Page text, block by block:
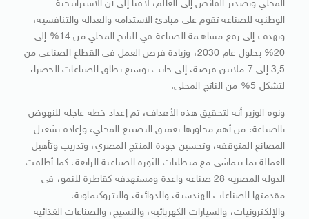
المحلي وتصدير الفائض إلى العالم، لافتاً إلى أن الاستراتيجية
الوطنية للصناعة تقوم على مبادئ الاستدامة والعدالة والتنافسية،
وتهدف إلى رفع مساهـمة الصناعة في الناتج المحلي من 14% إلى
20% بحلول عام 2030، وزيادة فرص العمل في القطاع الصناعي من
3,5 إلى 7 ملايين فرصة، إلى جانب توسيع نطاق الصناعات الخضراء
لتشكل 5% من الناتج المحلي.
ونوه الوزير أنه لتحقيق هذه الأهداف، تم إعداد خطة عاجلة للنهوض
بالصناعة، من أهم محاورها تعميق التصنيع المحلي، وإعادة تشغيل
المصانع المتوقفة، وتحسين جودة المنتج المصري، وتدريب وتأهيل
العمالة بما يتماشى مع متطلبات الثورة الصناعية الرابعة، كما أطلقت
الدولة المصرية 28 صناعة واعدة ومستهدفة كقاطرة للنمو، في
مقدمتها الصناعات الهندسية، والدوائية، والبتروكيماوية،
والإلكترونيات، والسيارات الكهربائية، والنسيج، والصناعات الغذائية